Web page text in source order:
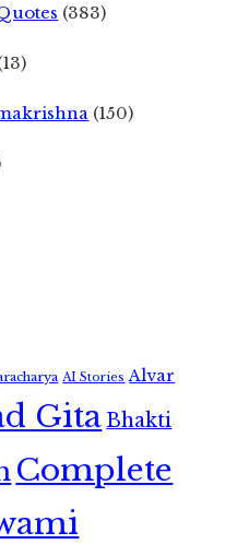
(383)
(150)
AI Stories Alvar
GitaBhakti
Complete